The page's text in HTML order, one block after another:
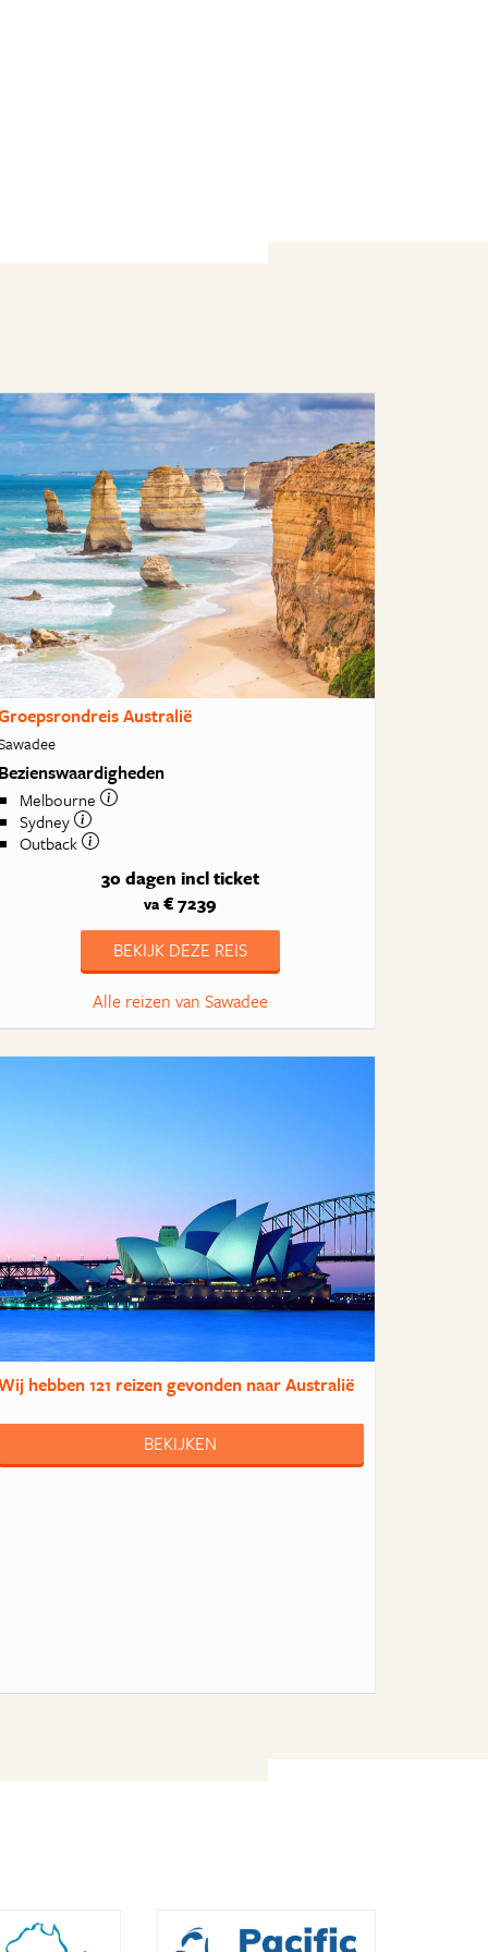
Australië
Melbourne
Sydney
Outback
30 dagen incl ticket
va € 7239
BEKIJK DEZE REIS
Alle reizen van Sawadee
hebben121 reizengevonden naar Australië
BEKIJKEN